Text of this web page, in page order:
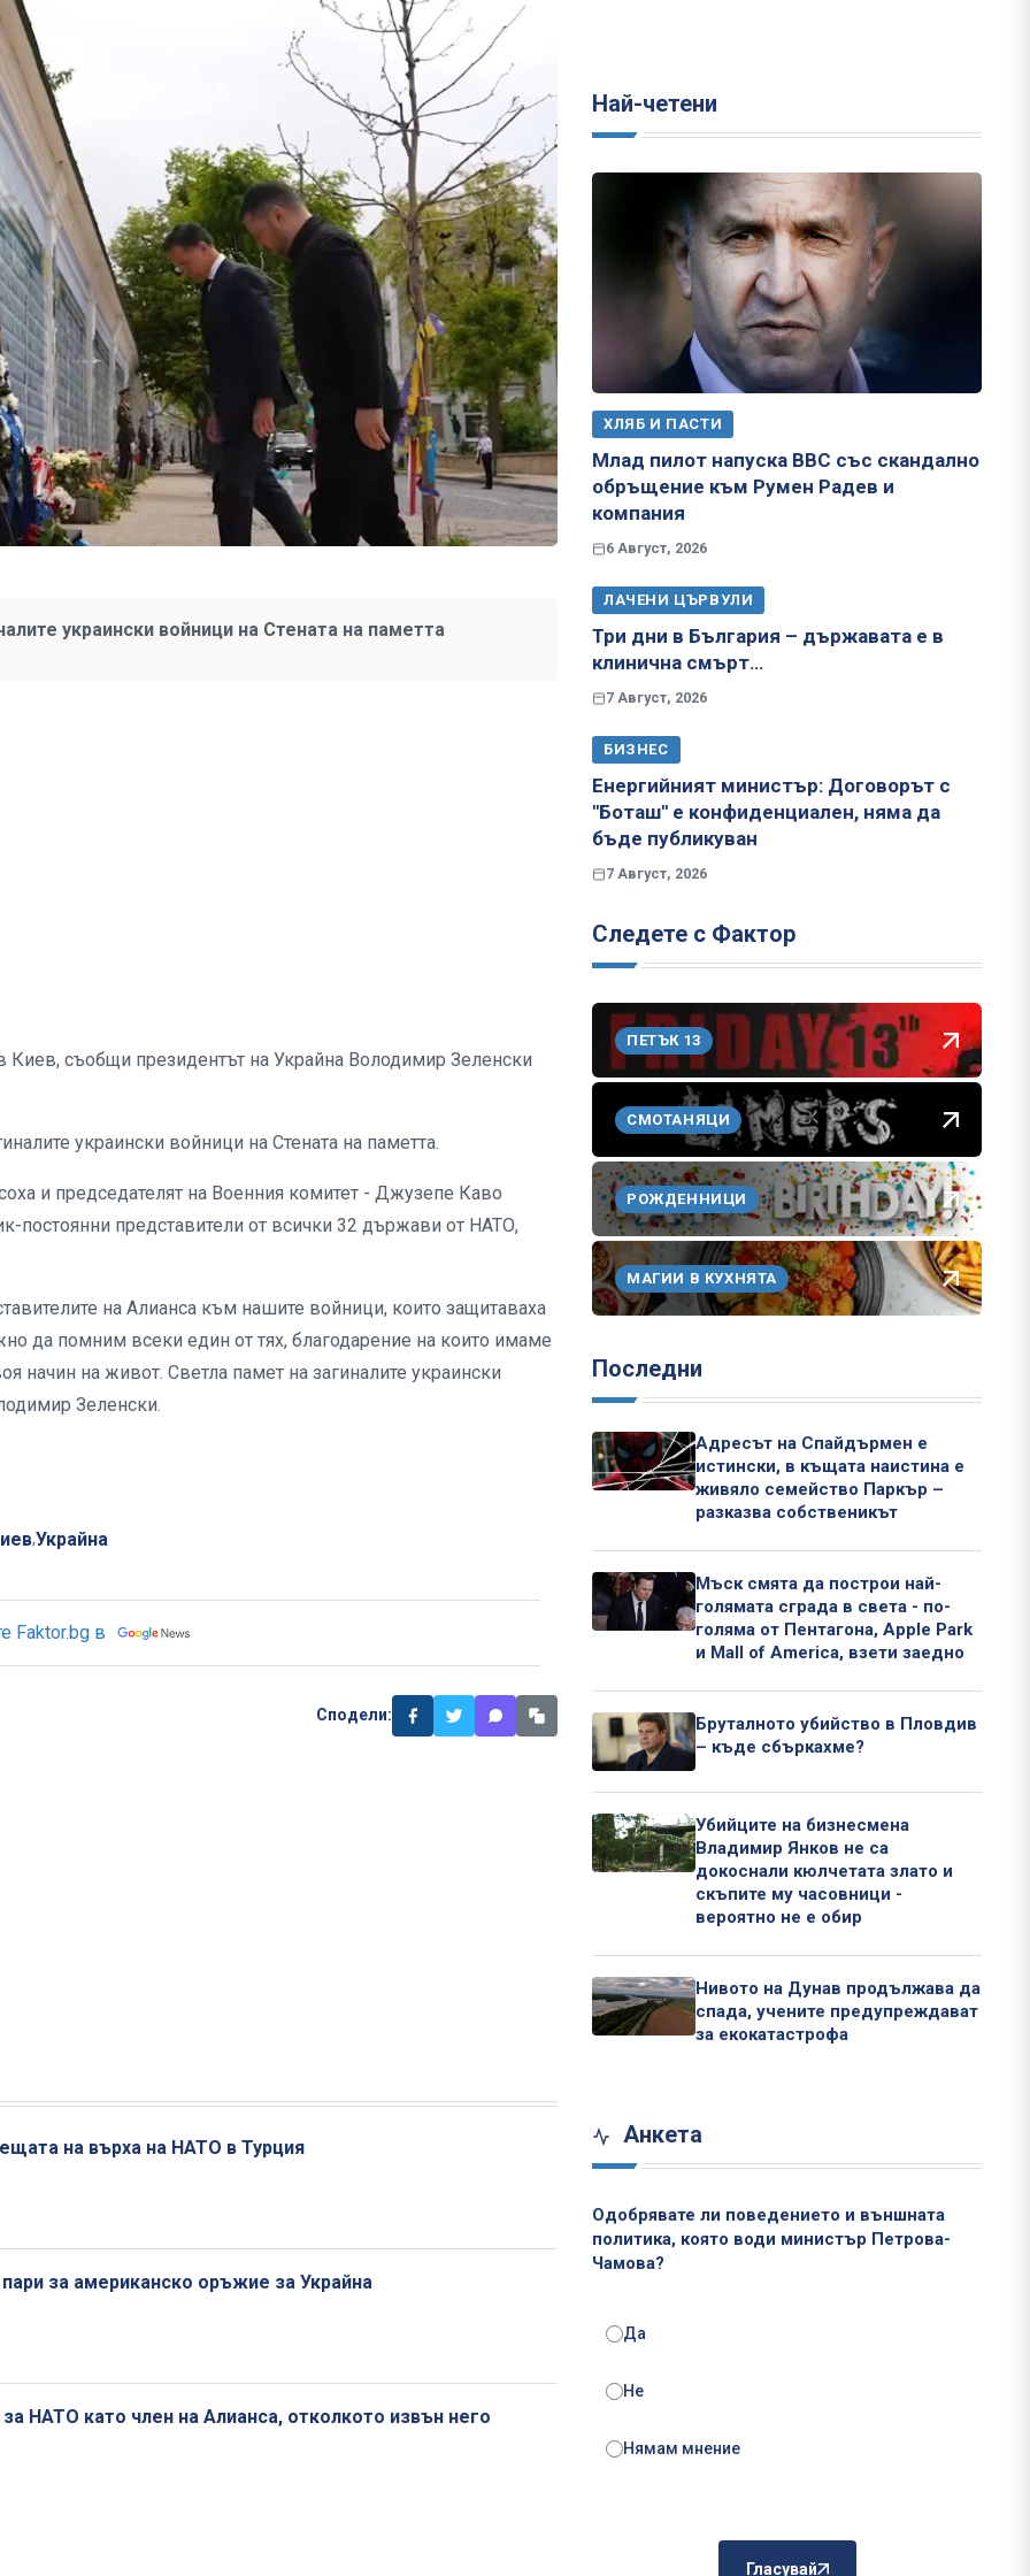
украински войници на Стената на паметта
съобщи президентът на Украйна Володимир Зеленски
украински войници на Стената на паметта.
и председателят на Военния комитет - Джузепе Каво
постоянни представители от всички 32 държави от НАТО,
на Алианса към нашите войници, които защитаваха
да помним всеки един от тях, благодарение на които имаме
на живот. Светла памет на загиналите украински
Зеленски.
,Украйна
Faktor.bg в
Сподели:
на върха на НАТО в Турция
за американско оръжие за Украйна
НАТО като член на Алианса, отколкото извън него
Най-четени
ХЛЯБ И ПАСТИ
Млад пилот напуска ВВС със скандално
обръщение към Румен Радев и
компания
6 Август, 2026
ЛАЧЕНИ ЦЪРВУЛИ
Три дни в България – държавата е в
клинична смърт…
7 Август, 2026
БИЗНЕС
Енергийният министър: Договорът с
"Боташ" е конфиденциален, няма да
бъде публикуван
7 Август, 2026
Следете с Фактор
ПЕТЪК 13
СМОТАНЯЦИ
РОЖДЕННИЦИ
МАГИИ В КУХНЯТА
Последни
Адресът на Спайдърмен е
истински, в къщата наистина е
живяло семейство Паркър –
разказва собственикът
Мъск смята да построи най-
голямата сграда в света - по-
голяма от Пентагона, Apple Park
и Mall of America, взети заедно
Бруталното убийство в Пловдив
– къде сбъркахме?
Убийците на бизнесмена
Владимир Янков не са
докоснали кюлчетата злато и
скъпите му часовници -
вероятно не е обир
Нивото на Дунав продължава да
спада, учените предупреждават
за екокатастрофа
Анкета
Одобрявате ли поведението и външната
политика, която води министър Петрова-
Чамова?
Да
Не
Нямам мнение
Гласувай